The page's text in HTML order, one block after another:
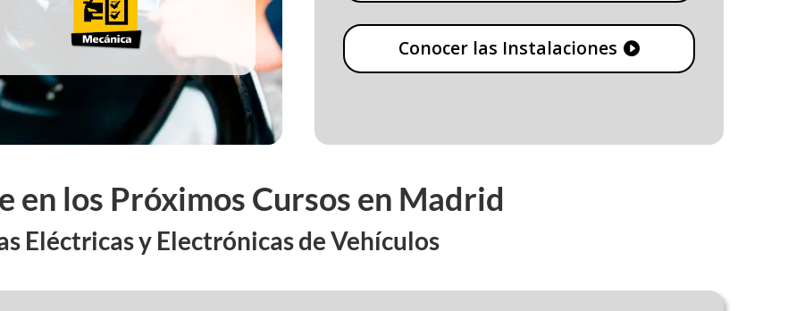
Conocer las Instalaciones
en los Próximos Cursos en Madrid
Eléctricas y Electrónicas de Vehículos